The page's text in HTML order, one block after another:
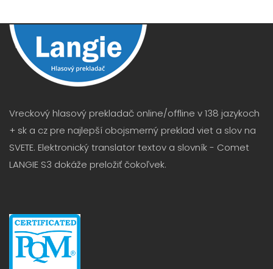
Vreckový hlasový prekladač online/offline v 138 jazykoch
+ sk a cz pre najlepší obojsmerný preklad viet a slov na
SVETE. Elektronický translator textov a slovník - Comet
LANGIE S3 dokáže preložiť čokoľvek.